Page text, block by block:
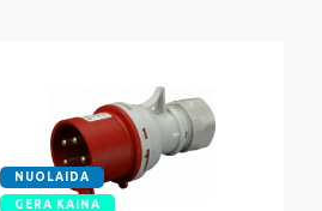
NUOLAIDA
GERA KAINA